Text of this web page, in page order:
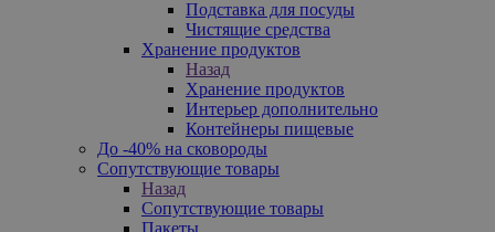
Подставка для посуды
Чистящие средства
Хранение продуктов
Назад
Хранение продуктов
Интерьер дополнительно
Контейнеры пищевые
До -40% на сковороды
Сопутствующие товары
Назад
Сопутствующие товары
Пакеты